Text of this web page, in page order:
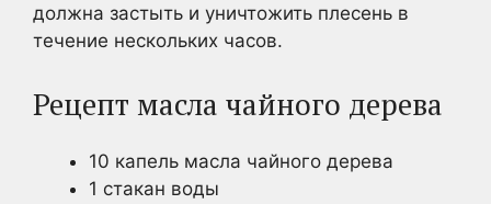
должна застыть и уничтожить плесень в
течение нескольких часов.
Рецепт масла чайного дерева
10 капель масла чайного дерева
1 стакан воды